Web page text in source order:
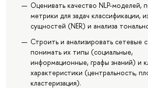
Оценивать качество NLP-моделей,
метрики для задач классификации,
сущностей (NER) и анализа
Строить и анализировать сетевые
понимать их типы (социальные,
информационные, графы знаний) и
характеристики (центральность,
кластеризация).